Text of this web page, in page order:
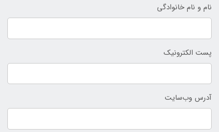
نام و نام خانوادگی
پست الکترونیک
آدرس وب‌سایت